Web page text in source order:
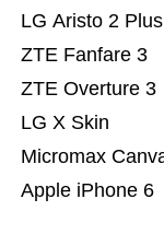
Apple iPhone 6
Micromax
LG X Skin
ZTE Overture 3
ZTE Fanfare 3
LG Aristo 2 Plus